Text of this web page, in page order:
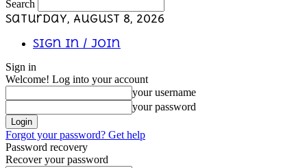
Search
Saturday, August 8, 2026
Sign in / Join
Sign in
Welcome! Log into your account
your username
your password
Forgot your password? Get help
Password recovery
Recover your password